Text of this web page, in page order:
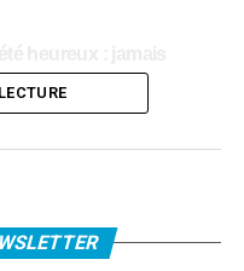
suivant
émouvant,
des